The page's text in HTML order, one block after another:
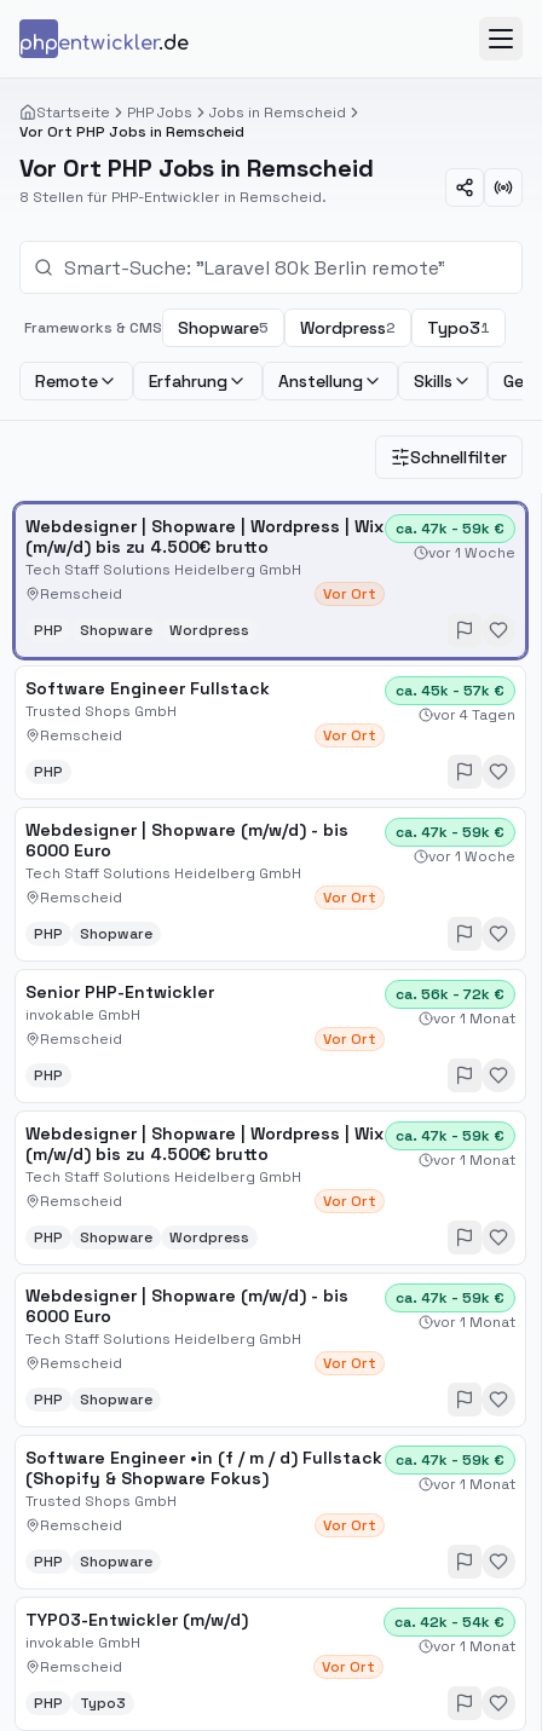
phpentwickler.de
Startseite PHP Jobs
Jobs in Remscheid
Vor Ort PHP Jobs in Remscheid
Vor Ort PHP Jobs in Remscheid
8 Stellen für PHP-Entwickler in Remscheid.
Frameworks & CMS Shopware5 Wordpress2 Typo31
Remote Erfahrung Anstellung Skills
Schnellfilter
Webdesigner | Shopware | Wordpress | Wix
(m/w/d) bis zu 4.500€ brutto
Tech Staff Solutions Heidelberg GmbH
Remscheid
Vor Ort
ca. 47k - 59k €
vor 1 Woche
PHP Shopware Wordpress
Software Engineer Fullstack
Trusted Shops GmbH
Remscheid
Vor Ort
ca. 45k - 57k €
vor 4 Tagen
PHP
Webdesigner | Shopware (m/w/d) - bis
6000 Euro
Tech Staff Solutions Heidelberg GmbH
Remscheid
Vor Ort
ca. 47k - 59k €
vor 1 Woche
PHP Shopware
Senior PHP-Entwickler
invokable GmbH
Remscheid
Vor Ort
ca. 56k - 72k €
vor 1 Monat
PHP
Webdesigner | Shopware | Wordpress | Wix
(m/w/d) bis zu 4.500€ brutto
Tech Staff Solutions Heidelberg GmbH
Remscheid
Vor Ort
ca. 47k - 59k €
vor 1 Monat
PHP Shopware Wordpress
Webdesigner | Shopware (m/w/d) - bis
6000 Euro
Tech Staff Solutions Heidelberg GmbH
Remscheid
Vor Ort
ca. 47k - 59k €
vor 1 Monat
PHP Shopware
Software Engineer •in (f / m / d) Fullstack
(Shopify & Shopware Fokus)
Trusted Shops GmbH
Remscheid
Vor Ort
ca. 47k - 59k €
vor 1 Monat
PHP Shopware
TYPO3-Entwickler (m/w/d)
invokable GmbH
Remscheid
Vor Ort
ca. 42k - 54k €
vor 1 Monat
PHP Typo3